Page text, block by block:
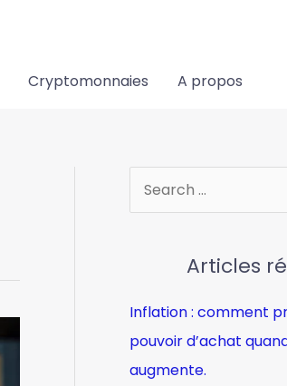
Cryptomonnaies A propos
e
c
Articles
Inflation : comment
pouvoir d’achat
augmente.